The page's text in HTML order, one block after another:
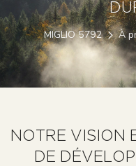
MIGLIO 5792 À
NOTRE VISION
DE